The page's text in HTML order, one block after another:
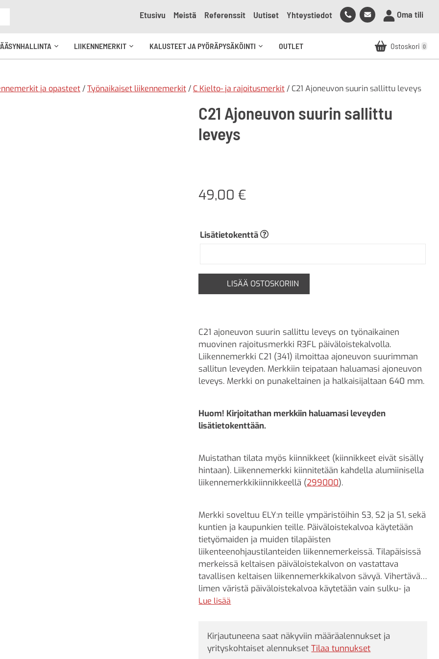
Etusivu Meistä Referenssit Uutiset Yhteystiedot
Soita
meille
Lähetä
meille
Oma tili
LIIKENNEMERKIT
KALUSTEET JA PYÖRÄPYSÄKÖINTI
OUTLET Ostoskori 0
ja opasteet /Työnaikaiset liikennemerkit / C Kielto- ja rajoitusmerkit / C21 Ajoneuvon suurin sallittu leveys
C21 Ajoneuvon suurin sallittu
leveys
49,00€
Lisätietokenttä
LISÄÄ OSTOSKORIIN
C21 ajoneuvon suurin sallittu leveys on työnaikainen
muovinen rajoitusmerkki R3FL päiväloistekalvolla.
Liikennemerkki C21 (341) ilmoittaa ajoneuvon suurimman
sallitun leveyden. Merkkiin teipataan haluamasi ajoneuvon
leveys. Merkki on punakeltainen ja halkaisijaltaan 640 mm.
Huom! Kirjoitathan merkkiin haluamasi leveyden
lisätietokenttään.
Muistathan tilata myös kiinnikkeet (kiinnikkeet eivät sisälly
hintaan). Liikennemerkki kiinnitetään kahdella alumiinisella
liikennemerkkikiinnikkeellä (299000).
Merkki soveltuu ELY:n teille ympäristöihin S3, S2 ja S1, sekä
kuntien ja kaupunkien teille. Päiväloistekalvoa käytetään
tietyömaiden ja muiden tilapäisten
liikenteenohjaustilanteiden liikennemerkeissä. Tilapäisissä
merkeissä keltaisen päiväloistekalvon on vastattava
tavallisen keltaisen liikennemerkkikalvon sävyä. Vihertävän
limen väristä päiväloistekalvoa käytetään vain sulku- ja
varoituslaitteissa.
Lue lisää
Kirjautuneena saat näkyviin määräalennukset ja
yrityskohtaiset alennuksetTilaa tunnukset